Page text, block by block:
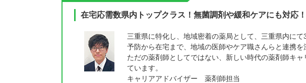
在宅応需数県内トップクラス！無菌調剤や緩和ケアにも対応
三重県に特化し、地域密着の薬局として、三重県内にて
予防から在宅まで、地域の医師やケア職さんらと連携を
ただの薬剤師としてではない、新しい時代の薬剤師キ
ています。
キャリアアドバイザー 薬剤師担当